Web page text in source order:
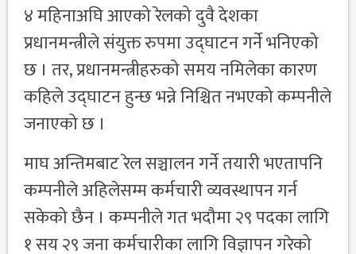
४ महिनाअघि आएको रेलको दुवै देशका
प्रधानमन्त्रीले संयुक्त रुपमा उद्घाटन गर्ने भनिएको
छ । तर, प्रधानमन्त्रीहरुको समय नमिलेका कारण
कहिले उद्घाटन हुन्छ भन्ने निश्चित नभएको कम्पनीले
जनाएको छ ।
माघ अन्तिमबाट रेल सञ्चालन गर्ने तयारी भएतापनि
कम्पनीले अहिलेसम्म कर्मचारी व्यवस्थापन गर्न
सकेको छैन । कम्पनीले गत भदौमा २९ पदका लागि
१ सय २९ जना कर्मचारीका लागि विज्ञापन गरेको